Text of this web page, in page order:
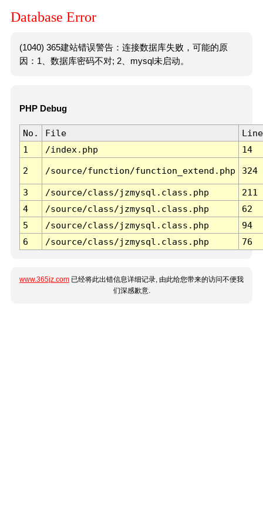
Database Error
(1040) 365建站错误警告：连接数据库失败，可能的原
因：1、数据库密码不对; 2、mysql未启动。
PHP Debug
No. File
Line
1
/index.php 14
2 /source/function/function_extend.php 324
3 /source/class/jzmysql.class.php
211
4
/source/class/jzmysql.class.php
62
5
/source/class/jzmysql.class.php
94
6
/source/class/jzmysql.class.php 76
www.365jz.com 已经将此出错信息详细记录, 由此给您带来的访问不便我
们深感歉意.